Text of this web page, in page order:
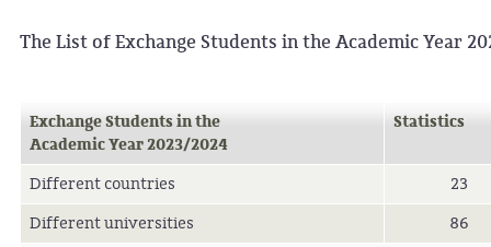
The List of Exchange Students in the Academic Year
Exchange Students in the
Academic Year 2023/2024
Statistics
Different countries
23
Different universities
86